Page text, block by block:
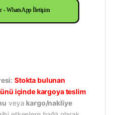
- WhatsApp İletişim
Stokta bulunan
içinde kargoya teslim
veya kargo/nakliye